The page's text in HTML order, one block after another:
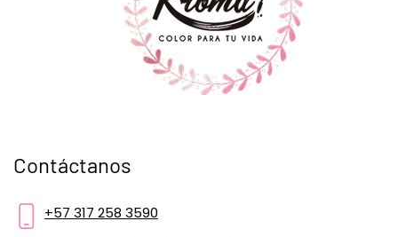
Contáctanos
+57 317 258 3590